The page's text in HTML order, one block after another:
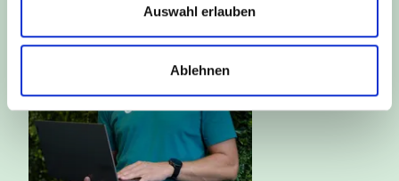
Auswahl erlauben
Ablehnen